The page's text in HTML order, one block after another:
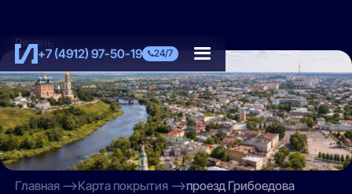
+7 (4912) 97-50-19 24/7
Рязань
Главная Карта покрытия проезд Грибоедова